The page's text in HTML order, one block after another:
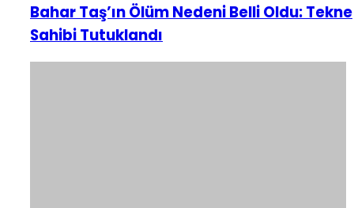
Bahar Taş’ın Ölüm Nedeni Belli Oldu: Tekne
Sahibi Tutuklandı